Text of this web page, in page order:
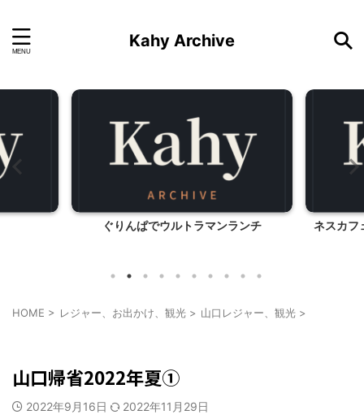
Kahy Archive
ぐりんぱでウルトラマンランチ ネスカフ
HOME > レジャー、お出かけ、観光 > 山口レジャー、観光 >
山口帰省2022年夏①
2022年9月16日 2022年11月29日